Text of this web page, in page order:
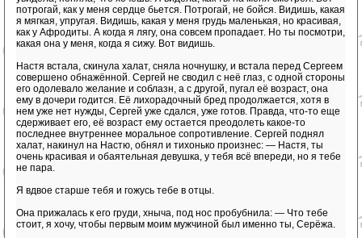
потрогай, как у меня сердце бьется. Потрогай, не бойся. Видишь, какая
я мягкая, упругая. Видишь, какая у меня грудь маленькая, но красивая,
как у Афродиты. А когда я лягу, она совсем пропадает. Но ты посмотри,
какая она у меня, когда я сижу. Вот видишь.
Настя встала, скинула халат, сняла ночнушку, и встала перед Сергеем
совершено обнажённой. Сергей не сводил с неё глаз, с одной стороны
его одолевало желание и соблазн, а с другой, пугал её возраст, она
ему в дочери годится. Её лихорадочный бред продолжается, хотя в
нем уже нет нужды, Сергей уже сдался, уже готов. Правда, что-то еще
сдерживает его, её возраст ему остается преодолеть какое-то
последнее внутреннее моральное сопротивление. Сергей поднял
халат, накинул на Настю, обнял и тихонько произнес: — Настя, ты
очень красивая и обаятельная девушка, у тебя всё впереди, но я тебе
не пара.
Я вдвое старше тебя и гожусь тебе в отцы.
Она прижалась к его груди, хныча, под нос пробубнила: — Что тебе
стоит, я хочу, чтобы первым моим мужчиной был именно ты, Серёжа.